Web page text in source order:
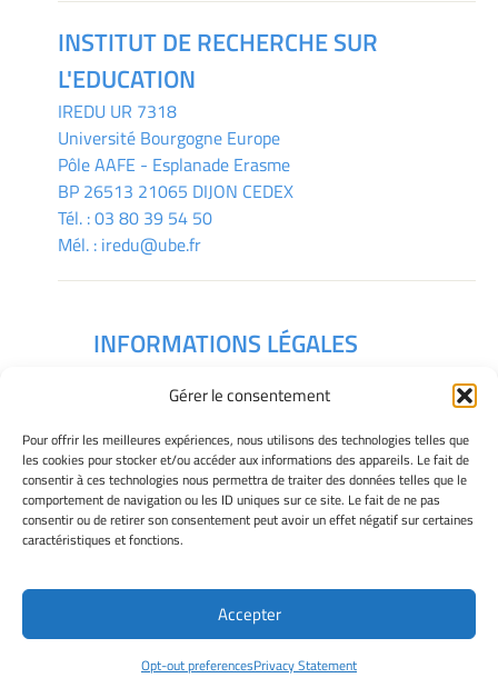
Gérer le consentement
Pour offrir les meilleures expériences, nous utilisons des technologies telles que
les cookies pour stocker et/ou accéder aux informations des appareils. Le fait de
consentir à ces technologies nous permettra de traiter des données telles que le
comportement de navigation ou les ID uniques sur ce site. Le fait de ne pas
consentir ou de retirer son consentement peut avoir un effet négatif sur certaines
caractéristiques et fonctions.
Accepter
Opt-out preferencesPrivacy Statement
INSTITUT DE RECHERCHE SUR
L'EDUCATION
IREDU UR 7318
Université Bourgogne Europe
Pôle AAFE - Esplanade Erasme
BP 26513 21065 DIJON CEDEX
Tél. :03 80 39 54 50
Mél. : iredu@ube.fr
INFORMATIONS LÉGALES
Gérer mes cookies
Déclaration de confidentialité
Politique des cookies
Avertissement
Télécharger le plan des campus
Site Officiel - IREDU @ 2026
Copyright Université de Bourgogne Europe